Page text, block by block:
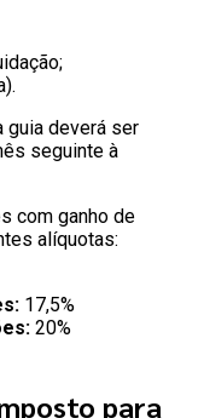
guia deverá ser
seguinte à
com ganho de
alíquotas:
17,5%
20%
para